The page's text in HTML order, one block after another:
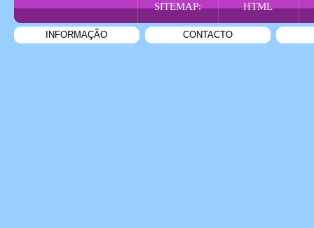
SITEMAP: HTML
INFORMAÇÃO CONTACTO